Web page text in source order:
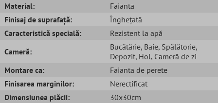
Material:
Faianta
Finisaj de suprafață:
Înghețată
Caracteristică specială:
Rezistent la apă
Cameră:
Bucătărie, Baie, Spălătorie,
Depozit, Hol, Cameră de zi
Montare ca:
Faianta de perete
Finisarea marginilor:
Nerectificat
Dimensiunea plăcii:
30x30cm